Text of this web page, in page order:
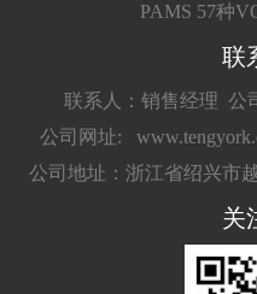
PAMS 57种
联
联系人：销售经理 公
公司网址:
公司地址：浙江省绍兴市
关